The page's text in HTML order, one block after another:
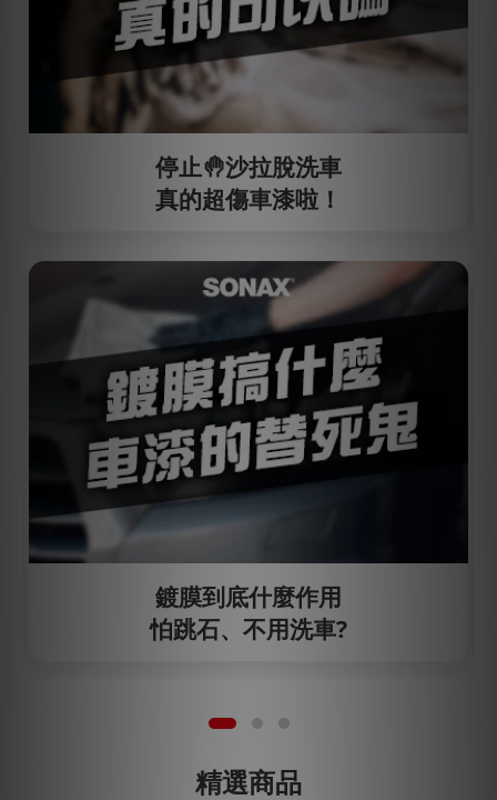
停止🤚沙拉脫洗車
真的超傷車漆啦！
鍍膜到底什麼作用
怕跳石、不用洗車?
精選商品